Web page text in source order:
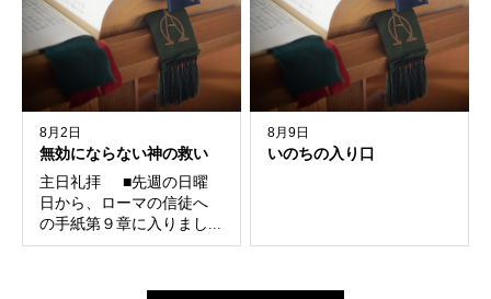
8月2日
無効にならない神の救い
主日礼拝 ■先週の日曜
日から、ローマの信徒へ
の手紙第９章に入りまし...
8月9日
いのちの入り口